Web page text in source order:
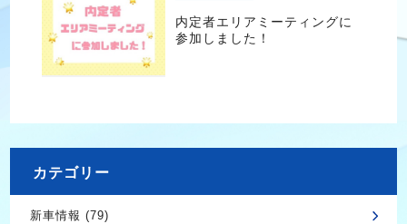
内定者エリアミーティングに
参加しました！
カテゴリー
新車情報 (79)